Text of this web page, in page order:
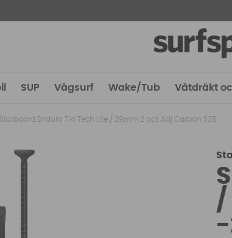
SUP Vågsurf Wake/Tub Våtdräkt
Starboard Enduro Tiki Tech Lite / 29mm 2 pcs Adj Carbon S35
/
-